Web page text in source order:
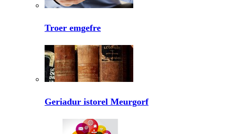
Troer emgefre
Geriadur istorel Meurgorf